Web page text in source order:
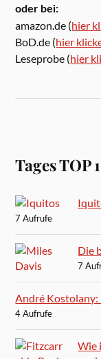
oder bei:
amazon.de (hier
BoD.de (hier
Leseprobe (hier
Tages TOP
7 Aufrufe
Die
7
André
4 Aufrufe
Wie